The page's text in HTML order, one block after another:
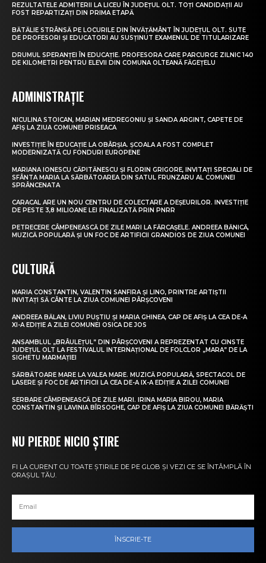
REZULTATELE ADMITERII LA LICEU ÎN JUDEȚUL OLT. TOȚI CANDIDAȚII AU
FOST REPARTIZAȚI DIN PRIMA ETAPĂ
BĂTĂLIE STRÂNSĂ PE LOCURILE DIN ÎNVĂȚĂMÂNT ÎN JUDEȚUL OLT. SUTE
DE PROFESORI ȘI EDUCATORI AU SUSȚINUT EXAMENUL DE TITULARIZARE
DRUMUL SPERANȚEI ÎN EDUCAȚIE. PROFESORA CARE PARCURGE ZILNIC 140
DE KILOMETRI PENTRU ELEVII DIN COMUNA OLTEANĂ FĂGEȚELU
ADMINISTRAȚIE
NICULINA STOICAN, MARIAN MEDREGONIU ȘI SANDA ARGINT, CAPETE DE
AFIȘ LA ZIUA COMUNEI PRISEACA
INVESTIȚIE ÎN EDUCAȚIE LA OBÂRȘIA. ȘCOALA A FOST COMPLET
MODERNIZATĂ CU FONDURI EUROPENE
MARIANA IONESCU CĂPITĂNESCU ȘI FLORIN GRIGORE, INVITAȚI SPECIALI DE
SFÂNTA MARIA LA SĂRBĂTOAREA DIN SATUL FRUNZARU AL COMUNEI
SPRÂNCENATA
CARACAL ARE UN NOU CENTRU DE COLECTARE A DEȘEURILOR. INVESTIȚIE
DE PESTE 3,8 MILIOANE LEI FINALIZATĂ PRIN PNRR
PETRECERE CÂMPENEASCĂ DE ZILE MARI LA FĂRCAȘELE. ANDREEA BĂNICĂ,
MUZICĂ POPULARĂ ȘI UN FOC DE ARTIFICII GRANDIOS DE ZIUA COMUNEI
CULTURĂ
MARIA CONSTANTIN, VALENTIN SANFIRA ȘI LINO, PRINTRE ARTIȘTII
INVITAȚI SĂ CÂNTE LA ZIUA COMUNEI PÂRȘCOVENI
ANDREEA BĂLAN, LIVIU PUȘTIU ȘI MARIA GHINEA, CAP DE AFIȘ LA CEA DE-A
XI-A EDIȚIE A ZILEI COMUNEI OSICA DE JOS
ANSAMBLUL „BRÂULEȚUL” DIN PÂRȘCOVENI A REPREZENTAT CU CINSTE
JUDEȚUL OLT LA FESTIVALUL INTERNAȚIONAL DE FOLCLOR „MARA” DE LA
SIGHETU MARMAȚIEI
SĂRBĂTOARE MARE LA VALEA MARE. MUZICĂ POPULARĂ, SPECTACOL DE
LASERE ȘI FOC DE ARTIFICII LA CEA DE-A IX-A EDIȚIE A ZILEI COMUNEI
SERBARE CÂMPENEASCĂ DE ZILE MARI. IRINA MARIA BIROU, MARIA
CONSTANTIN ȘI LAVINIA BÎRSOGHE, CAP DE AFIȘ LA ZIUA COMUNEI BĂRĂȘTI
NU PIERDE NICIO ȘTIRE
FI LA CURENT CU TOATE ȘTIRILE DE PE GLOB ȘI VEZI CE SE ÎNTÂMPLĂ ÎN
ORAȘUL TĂU.
ÎNSCRIE-TE